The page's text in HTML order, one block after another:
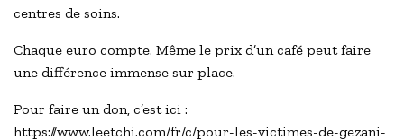
centres de soins.
Chaque euro compte. Même le prix d’un café peut faire
une différence immense sur place.
Pour faire un don, c’est ici :
https://www.leetchi.com/fr/c/pour-les-victimes-de-gezani-